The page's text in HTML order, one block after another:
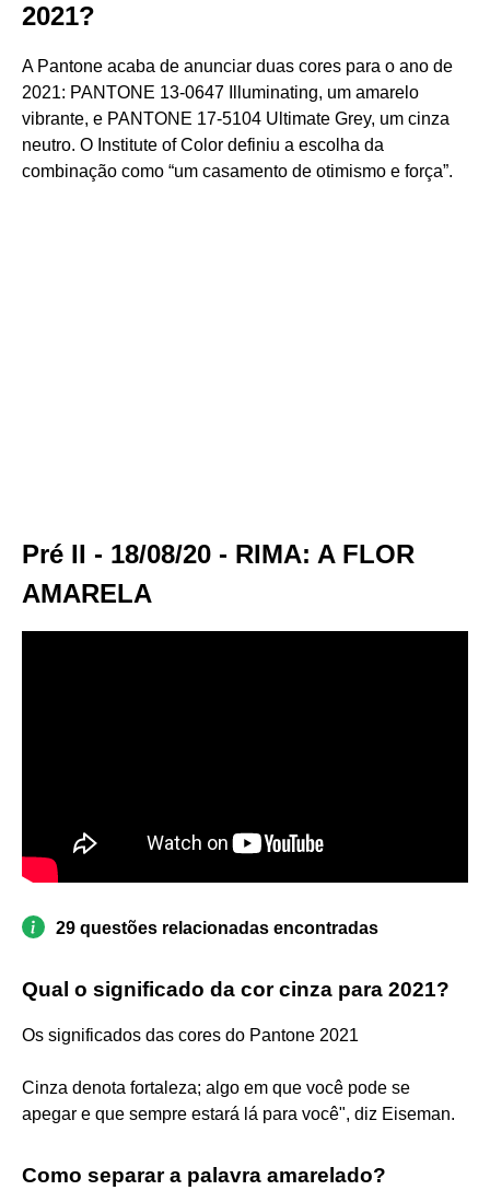
2021?
A Pantone acaba de anunciar duas cores para o ano de
2021: PANTONE 13-0647 Illuminating, um amarelo
vibrante, e PANTONE 17-5104 Ultimate Grey, um cinza
neutro. O Institute of Color definiu a escolha da
combinação como “um casamento de otimismo e força”.
Pré II - 18/08/20 - RIMA: A FLOR
AMARELA
29 questões relacionadas encontradas
Qual o significado da cor cinza para 2021?
Os significados das cores do Pantone 2021
Cinza denota fortaleza; algo em que você pode se
apegar e que sempre estará lá para você", diz Eiseman.
Como separar a palavra amarelado?